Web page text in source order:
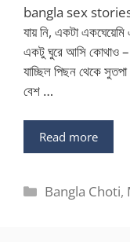
bangla sex stories
যায় নি, একটা
একটু ঘুরে আসি কোথাও
যাচ্ছিল পিছন থেকে
বেশ …
Read more
Categories
Bangla Choti,